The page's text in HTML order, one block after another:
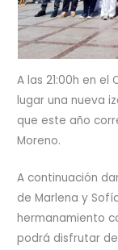
A las 21:00h en el
lugar una nueva
que este año
Moreno.
A continuación
de Marlena y
hermanamiento
podrá disfrutar